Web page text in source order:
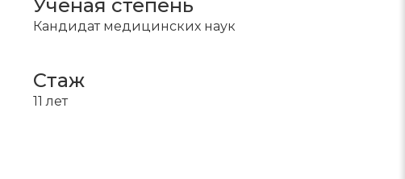
Ученая степень
Кандидат медицинских наук
Стаж
11 лет